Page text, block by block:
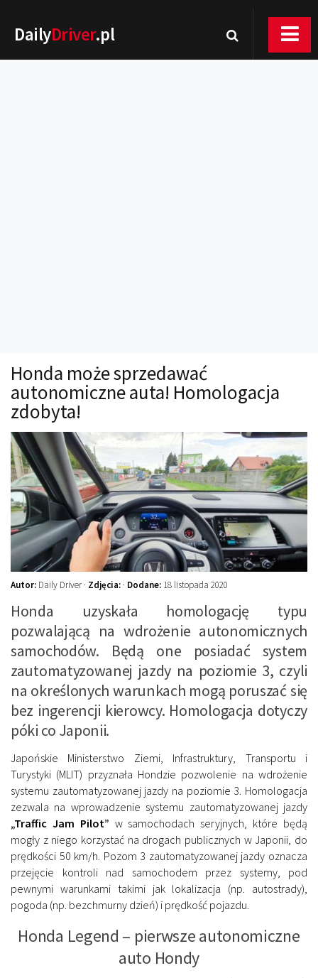
DailyDriver.pl
Technika jazdy
Oświetlenie
Kalkulatory
Przelicznik mocy
Auto z niemiec
Galerie
Honda może sprzedawać
autonomiczne auta! Homologacja
zdobyta!
Autor: Daily Driver · Zdjęcia: · Dodane: 18 listopada 2020
Honda uzyskała homologację typu
pozwalającą na wdrożenie autonomicznych
samochodów. Będą one posiadać system
zautomatyzowanej jazdy na poziomie 3, czyli
na określonych warunkach mogą poruszać się
bez ingerencji kierowcy. Homologacja dotyczy
póki co Japonii.
Japońskie Ministerstwo Ziemi, Infrastruktury, Transportu i
Turystyki (MLIT) przyznała Hondzie pozwolenie na wdrożenie
systemu zautomatyzowanej jazdy na poziomie 3. Homologacja
zezwala na wprowadzenie systemu zautomatyzowanej jazdy
„Traffic Jam Pilot” w samochodach seryjnych, które będą
mogły z niego korzystać na drogach publicznych w Japonii, do
prędkości 50 km/h. Pozom 3 zautomatyzowanej jazdy oznacza
przejęcie kontroli nad samochodem przez systemy, pod
pewnymi warunkami takimi jak lokalizacja (np. autostrady),
pogoda (np. bezchmurny dzień) i prędkość pojazdu.
Honda Legend – pierwsze autonomiczne
auto Hondy